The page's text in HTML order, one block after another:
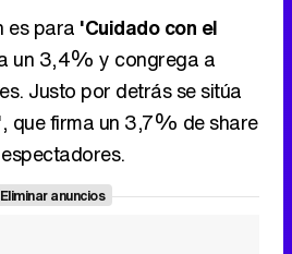
Tráiler de '33 días', la nueva serie de Atresplayer con Julián Villagrán y José Manuel Poga
es para 'Cuidado con el
un 3,4% y congrega a
Justo por detrás se sitúa
, que firma un 3,7% de share
Eliminar anuncios